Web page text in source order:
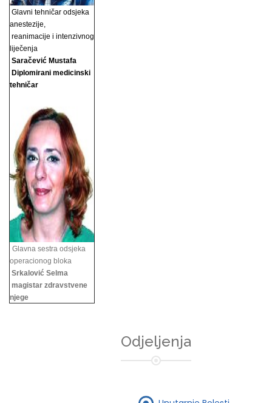
Glavni tehničar odsjeka
anestezije,
reanimacije i intenzivnog
liječenja
Saračević Mustafa
Diplomirani medicinski
tehničar
Glavna sestra odsjeka
operacionog bloka
Srkalović Selma
magistar zdravstvene
njege
Odjeljenja